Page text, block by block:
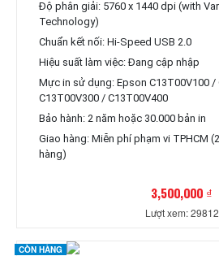
Độ phân giải: 5760 x 1440 dpi (with
Technology)
Chuẩn kết nối: Hi-Speed USB 2.0
Hiệu suất làm việc: Đang cập nhập
Mực in sử dụng: Epson C13T00V100 /
C13T00V300 / C13T00V400
Bảo hành: 2 năm hoặc 30.000 bản in
Giao hàng: Miễn phí phạm vi TPHCM
hàng)
3,500,000 ₫
Lượt xem: 29812
CÒN HÀNG